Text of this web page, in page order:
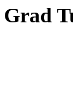
Grad